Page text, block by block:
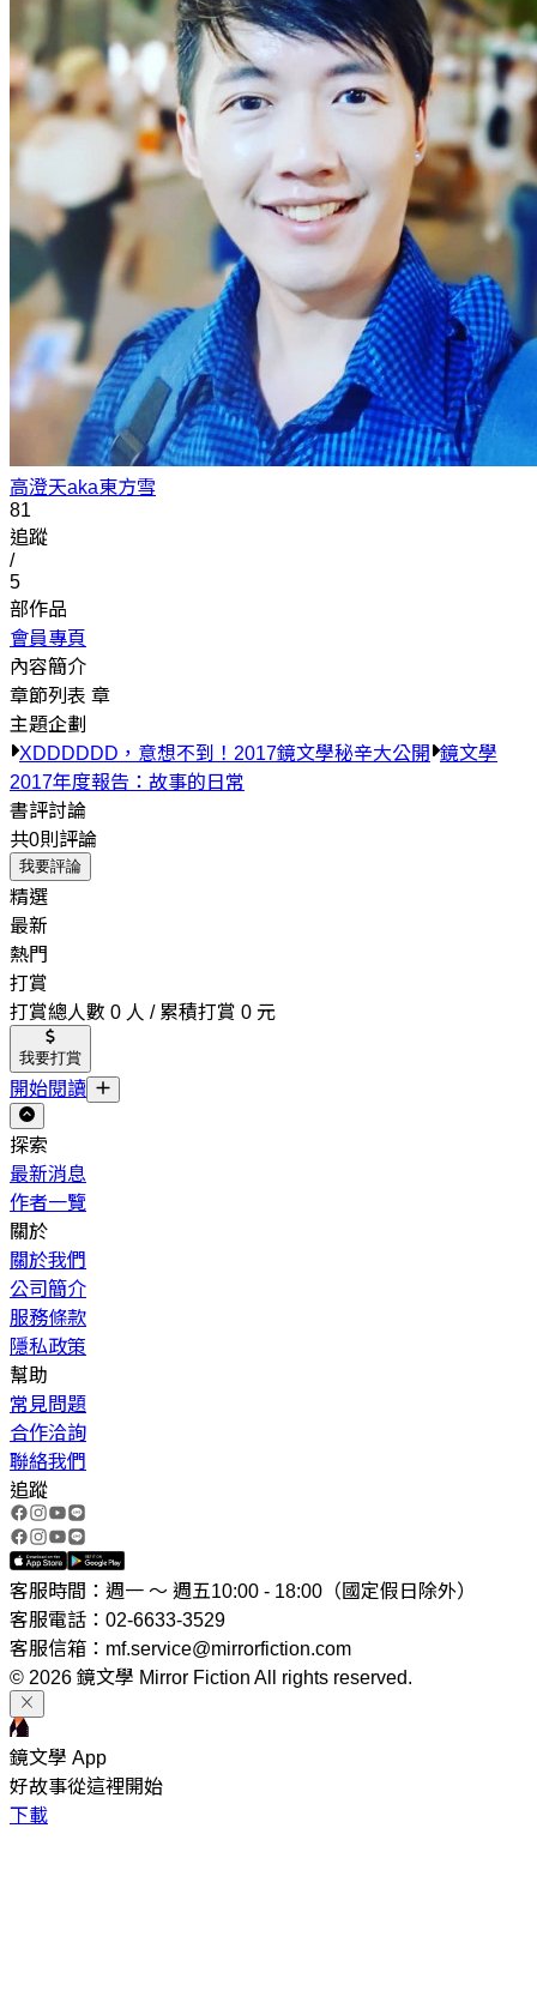
高澄天aka東方雪
81
追蹤
/
5
部作品
會員專頁
內容簡介
章節列表 章
主題企劃
XDDDDDD，意想不到！2017鏡文學秘辛大公開 鏡文學
2017年度報告：故事的日常
書評討論
共0則評論
我要評論
精選
最新
熱門
打賞
打賞總人數 0 人 / 累積打賞 0 元
我要打賞
開始閱讀
探索
最新消息
作者一覽
關於
關於我們
公司簡介
服務條款
隱私政策
幫助
常見問題
合作洽詢
聯絡我們
追蹤
客服時間：週一 ～ 週五10:00 - 18:00（國定假日除外）
客服電話：02-6633-3529
客服信箱：mf.service@mirrorfiction.com
© 2026 鏡文學 Mirror Fiction All rights reserved.
鏡文學 App
好故事從這裡開始
下載